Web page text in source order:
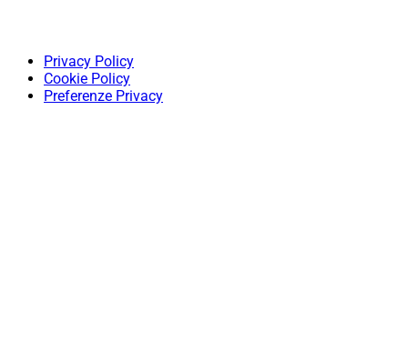
Privacy Policy
Cookie Policy
Preferenze Privacy